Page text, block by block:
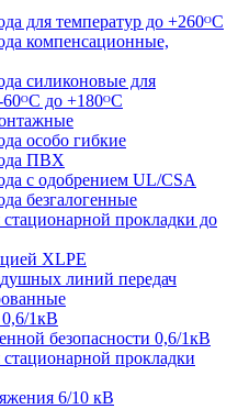
для температур до +260ᴼС
компенсационные,
силиконовые для
до +180ᴼС
особо гибкие
ПВХ
с одобрением UL/CSA
безгалогенные
прокладки до
XLPE
линий передач
1кВ
безопасности 0,6/1кВ
прокладки
6/10 кВ